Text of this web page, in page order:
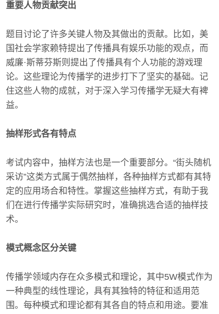
重要人物贡献突出
题目讨论了许多关键人物及其做出的贡献。比如，美
国社会学家赖特提出了传播具有娱乐功能的观点，而
威廉·斯蒂芬斯则提出了传播具有个人功能的游戏理
论。这些理论为传播学的进步打下了坚实的基础。记
住这些人物的成就，对于深入学习传播学无疑大有裨
益。
抽样形式各有特点
考试内容中，抽样方法也是一个重要部分。“街头随机
采访”这类方式属于偶然抽样，各种抽样方式都有其特
定的应用场合和特性。掌握这些抽样方式，有助于我
们在进行传播学实际研究时，准确挑选合适的抽样技
术。
模式概念区分关键
传播学领域内存在众多模式和理论，其中5W模式作为
一种典型的线性理论，具有其独特的特征和适用范
围。每种模式和理论都有其各自的特点和用途。要准